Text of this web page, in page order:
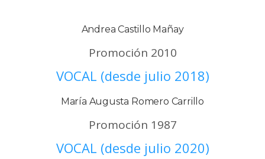
Andrea Castillo Mañay
Promoción 2010
VOCAL (desde julio 2018)
María Augusta Romero Carrillo
Promoción 1987
VOCAL (desde julio 2020)